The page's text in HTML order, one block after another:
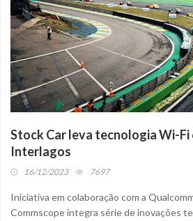
Stock Car leva tecnologia Wi-Fi
Interlagos
16/12/2023 7697
Iniciativa em colaboração com a
Commscope integra série de inovações